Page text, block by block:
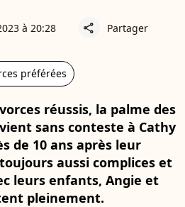
à 20:28 share Partager
préférées
réussis, la palme des
sans conteste à Cathy
de 10 ans après leur
aussi complices et
leurs enfants, Angie et
pleinement.